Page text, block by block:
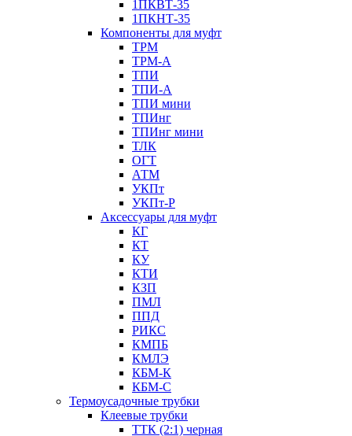
1ПКВТ-35
1ПКНТ-35
Компоненты для муфт
ТРМ
ТРМ-А
ТПИ
ТПИ-А
ТПИ мини
ТПИнг
ТПИнг мини
ТЛК
ОГТ
АТМ
УКПт
УКПт-Р
Аксессуары для муфт
КГ
КТ
КУ
КТИ
КЗП
ПМЛ
ППД
РИКС
КМПБ
КМЛЭ
КБМ-К
КБМ-С
Термоусадочные трубки
Клеевые трубки
ТТК (2:1) черная